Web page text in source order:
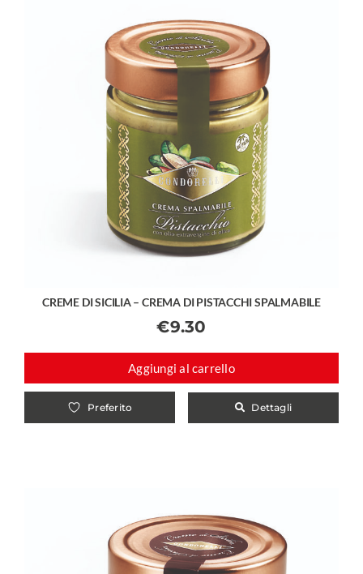
CREME DI SICILIA – CREMA DI PISTACCHI SPALMABILE
€9.30
Aggiungi al carrello
Preferito Dettagli